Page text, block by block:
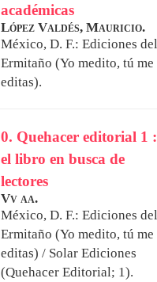
académicas
López Valdés, Mauricio.
México, D. F.: Ediciones del
Ermitaño (Yo medito, tú me
editas).
0. Quehacer editorial 1 :
el libro en busca de
lectores
Vv aa.
México, D. F.: Ediciones del
Ermitaño (Yo medito, tú me
editas) / Solar Ediciones
(Quehacer Editorial; 1).